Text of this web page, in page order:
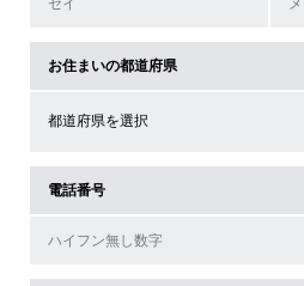
お住まいの都道府県
電話番号